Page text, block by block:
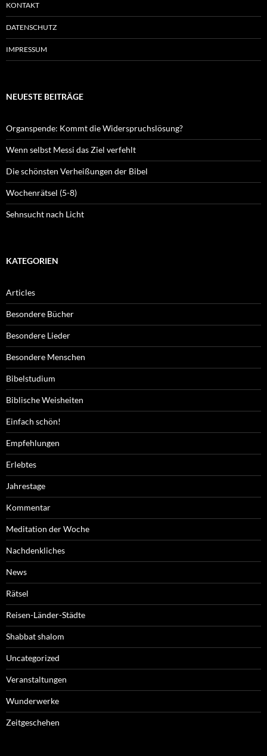
KONTAKT
DATENSCHUTZ
IMPRESSUM
NEUESTE BEITRÄGE
Organspende: Kommt die Widerspruchslösung?
Wenn selbst Messi das Ziel verfehlt
Die schönsten Verheißungen der Bibel
Wochenrätsel (5-8)
Sehnsucht nach Licht
KATEGORIEN
Articles
Besondere Bücher
Besondere Lieder
Besondere Menschen
Bibelstudium
Biblische Weisheiten
Einfach schön!
Empfehlungen
Erlebtes
Jahrestage
Kommentar
Meditation der Woche
Nachdenkliches
News
Rätsel
Reisen-Länder-Städte
Shabbat shalom
Uncategorized
Veranstaltungen
Wunderwerke
Zeitgeschehen